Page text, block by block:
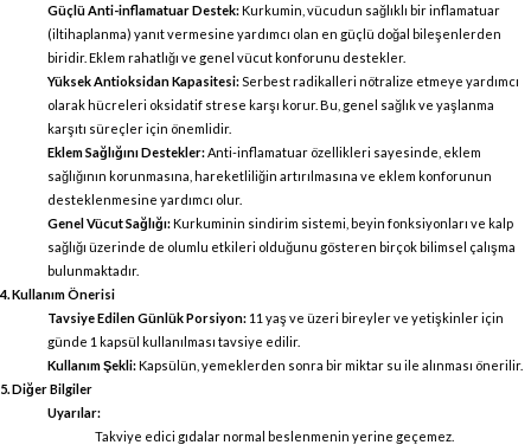
Güçlü Anti-inflamatuar Destek:Kurkumin, vücudun sağlıklı bir inflamatuar
(iltihaplanma) yanıt vermesine yardımcı olan en güçlü doğal bileşenlerden
biridir. Eklem rahatlığı ve genel vücut konforunu destekler.
Yüksek Antioksidan Kapasitesi: Serbest radikalleri nötralize etmeye yardımcı
olarak hücreleri oksidatif strese karşı korur. Bu, genel sağlık ve yaşlanma
karşıtı süreçler için önemlidir.
Eklem Sağlığını Destekler: Anti-inflamatuar özellikleri sayesinde, eklem
sağlığının korunmasına, hareketliliğin artırılmasına ve eklem konforunun
desteklenmesine yardımcı olur.
Genel Vücut Sağlığı:Kurkuminin sindirim sistemi, beyin fonksiyonları ve kalp
sağlığı üzerinde de olumlu etkileri olduğunu gösteren birçok bilimsel çalışma
bulunmaktadır.
4. Kullanım Önerisi
Tavsiye Edilen Günlük Porsiyon: 11 yaş ve üzeri bireyler ve yetişkinler için
günde 1 kapsül kullanılması tavsiye edilir.
Kullanım Şekli:Kapsülün, yemeklerden sonra bir miktar su ile alınması önerilir.
5. Diğer Bilgiler
Uyarılar:
Takviye edici gıdalar normal beslenmenin yerine geçemez.